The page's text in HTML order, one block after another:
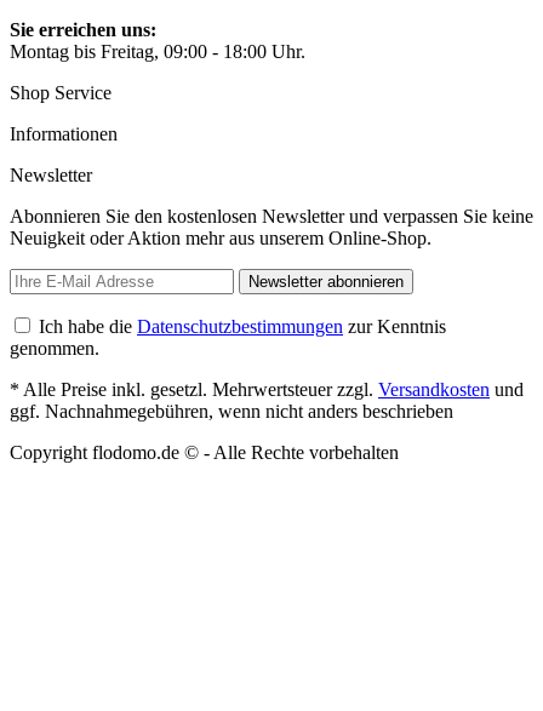
Sie erreichen uns:
Montag bis Freitag, 09:00 - 18:00 Uhr.
Shop Service
Informationen
Newsletter
Abonnieren Sie den kostenlosen Newsletter und verpassen Sie keine
Neuigkeit oder Aktion mehr aus unserem Online-Shop.
Newsletter abonnieren
Ich habe die Datenschutzbestimmungen zur Kenntnis
genommen.
* Alle Preise inkl. gesetzl. Mehrwertsteuer zzgl. Versandkosten und
ggf. Nachnahmegebühren, wenn nicht anders beschrieben
Copyright flodomo.de © - Alle Rechte vorbehalten